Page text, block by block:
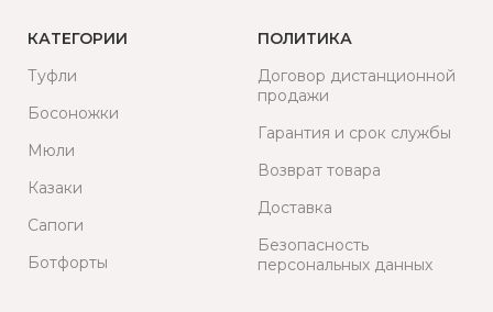
КАТЕГОРИИ
Туфли
Босоножки
Мюли
Казаки
Сапоги
Ботфорты
ПОЛИТИКА
Договор дистанционной
продажи
Гарантия и срок службы
Возврат товара
Доставка
Безопасность
персональных данных